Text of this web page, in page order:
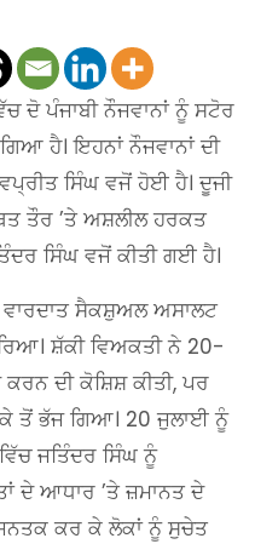
ਦੋ ਪੰਜਾਬੀ ਨੌਜਵਾਨਾਂ ਨੂੰ ਸਟੋਰ
ਹੈ। ਇਹਨਾਂ ਨੌਜਵਾਨਾਂ ਦੀ
ਸਿੰਘ ਵਜੋਂ ਹੋਈ ਹੈ। ਦੂਜੀ
ਤੌਰ ’ਤੇ ਅਸ਼ਲੀਲ ਹਰਕਤ
ਸਿੰਘ ਵਜੋਂ ਕੀਤੀ ਗਈ ਹੈ।
ਸੈਕਸ਼ੁਅਲ ਅਸਾਲਟ
ਸ਼ੱਕੀ ਵਿਅਕਤੀ ਨੇ 20-
ਦੀ ਕੋਸ਼ਿਸ਼ ਕੀਤੀ, ਪਰ
ਤੋਂ ਭੱਜ ਗਿਆ। 20 ਜੁਲਾਈ ਨੂੰ
ਜਤਿੰਦਰ ਸਿੰਘ ਨੂੰ
ਦੇ ਆਧਾਰ ’ਤੇ ਜ਼ਮਾਨਤ ਦੇ
ਕਰ ਕੇ ਲੋਕਾਂ ਨੂੰ ਸੁਚੇਤ